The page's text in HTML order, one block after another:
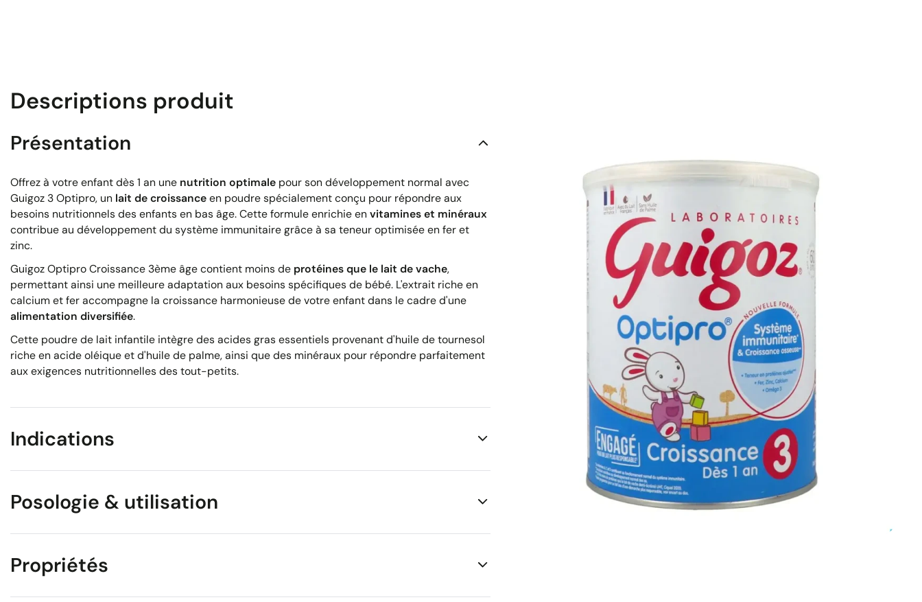
Descriptions produit
Présentation
Offrez à votre enfant dès 1 an une nutrition optimale pour son développement normal avec
Guigoz 3 Optipro, un lait de croissanceen poudre spécialement conçu pour répondre aux
besoins nutritionnels des enfants en bas âge. Cette formule enrichie en vitamines et minéraux
contribue au développement du système immunitaire grâce à sa teneur optimisée en fer et
zinc.
Guigoz Optipro Croissance 3ème âge contient moins de protéines que le lait de vache,
permettant ainsi une meilleure adaptation aux besoins spécifiques de bébé. L'extrait riche en
calcium et fer accompagne la croissance harmonieuse de votre enfant dans le cadre d'une
alimentation diversifiée.
Cette poudre de lait infantile intègre des acides gras essentiels provenant d'huile de tournesol
riche en acide oléique et d'huile de palme, ainsi que des minéraux pour répondre parfaitement
aux exigences nutritionnelles des tout-petits.
Indications
Posologie & utilisation
Propriétés